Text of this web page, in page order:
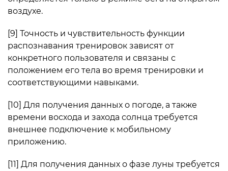
воздухе.
[9] Точность и чувствительность функции
распознавания тренировок зависят от
конкретного пользователя и связаны с
положением его тела во время тренировки и
соответствующими навыками.
[10] Для получения данных о погоде, а также
времени восхода и захода солнца требуется
внешнее подключение к мобильному
приложению.
[11] Для получения данных о фазе луны требуется